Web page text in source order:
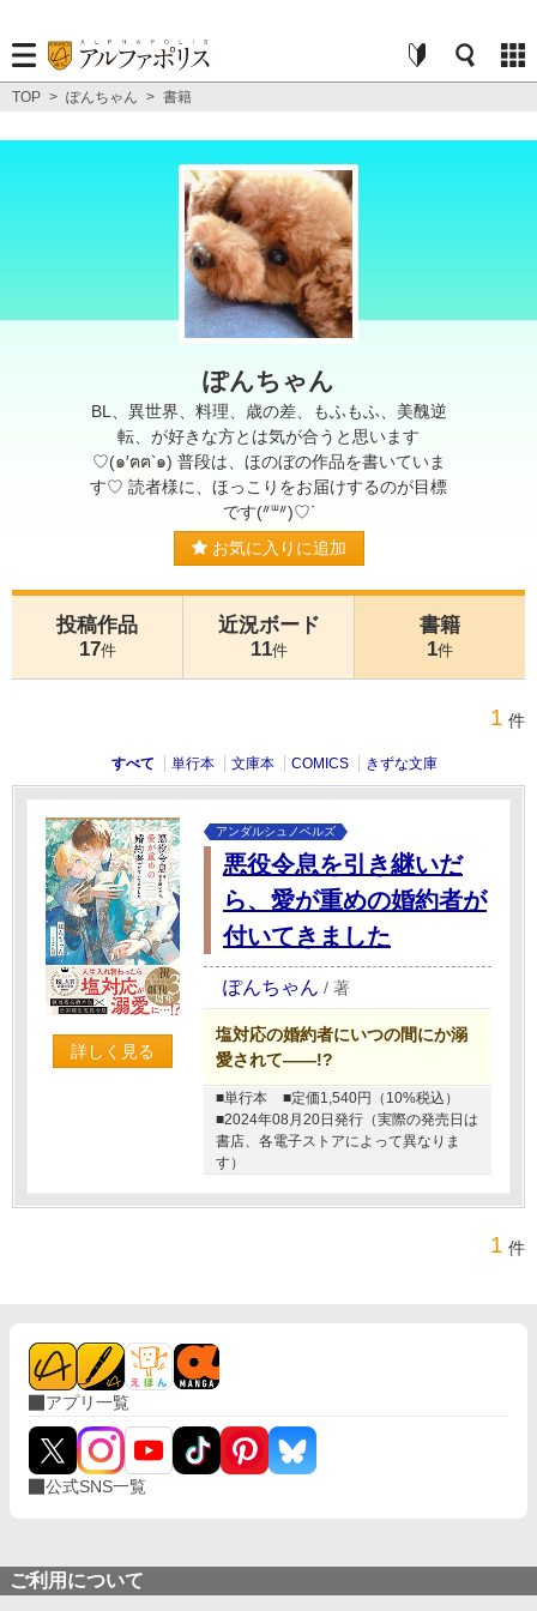
TOP > ぽんちゃん > 書籍
ぽんちゃん
BL、異世界、料理、歳の差、もふもふ、美醜逆
転、が好きな方とは気が合うと思います
♡(๑′ฅฅ‵๑) 普段は、ほのぼの作品を書いていま
す♡ 読者様に、ほっこりをお届けするのが目標
です(ᐥᐜᐥ)♡ᐝ
お気に入りに追加
投稿作品
17件
近況ボード
11件
書籍
1件
1 件
すべて 単行本 文庫本 COMICS きずな文庫
詳しく見る
アンダルシュノベルズ
悪役令息を引き継いだ
ら、愛が重めの婚約者が
付いてきました
ぽんちゃん / 著
塩対応の婚約者にいつの間にか溺
愛されて――!?
■単行本
■定価1,540円（10%税込）
■2024年08月20日発行（実際の発売日は
書店、各電子ストアによって異なりま
す）
1 件
アプリ一覧
公式SNS一覧
ご利用について